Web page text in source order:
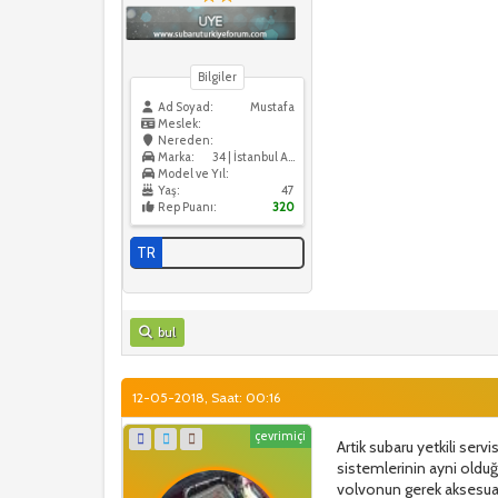
Bilgiler
Ad Soyad:
Mustafa
Meslek:
Nereden:
34 | İstanbul Anadolu
Marka:
Model ve Yıl:
Yaş:
47
Rep Puanı:
320
TR
bul
12-05-2018, Saat: 00:16
çevrimiçi
Artik subaru yetkili
sistemlerinin ayni
volvonun gerek